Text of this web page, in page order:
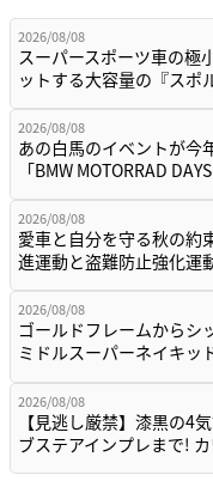
2026/08/08
スーパースポーツ車の極
ットする大容量の『ス
2026/08/08
あの白馬のイベントが今
「BMW MOTORRAD
2026/08/08
愛車と自分を守る秋の約
進運動と盗難防止強化運
2026/08/08
ゴールドフレームからシ
ミドルスーパーネイキ
2026/08/08
【見逃し厳禁】漆黒の4
ブステアインプレまで!